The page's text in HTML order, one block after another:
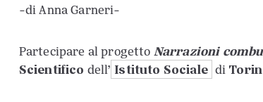
-di Anna Garneri-
Partecipare al progetto Narrazioni
Scientifico dell’ Istituto Sociale di